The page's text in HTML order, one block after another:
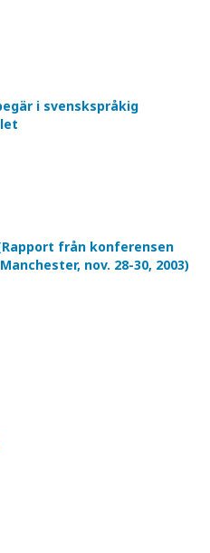
i svenskspråkig
från konferensen
nov. 28-30, 2003)